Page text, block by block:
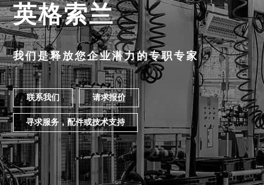
关
于
我
们
产
品
中
心
解
决
方
英格索兰
我们是释放您企业潜力的专职专家
联系我们 请求报价
寻求服务，配件或技术支持